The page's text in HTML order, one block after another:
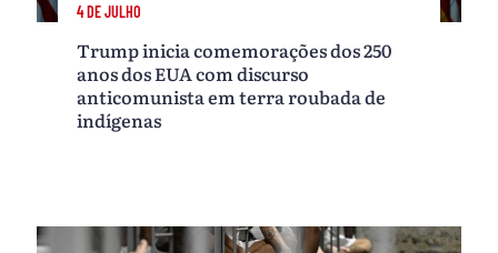
4 DE JULHO
Trump inicia comemorações dos 250
anos dos EUA com discurso
anticomunista em terra roubada de
indígenas